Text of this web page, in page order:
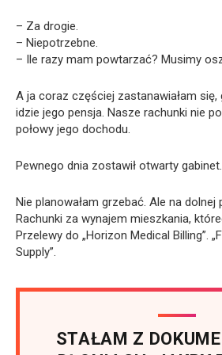
– Za drogie.
– Niepotrzebne.
– Ile razy mam powtarzać? Musimy
A ja coraz częściej zastanawiałam się,
idzie jego pensja. Nasze rachunki nie
połowy jego dochodu.
Pewnego dnia zostawił otwarty gabinet.
Nie planowałam grzebać. Ale na dolnej
Rachunki za wynajem mieszkania,
Przelewy do „Horizon Medical Billing”.
Supply”.
STAŁAM Z